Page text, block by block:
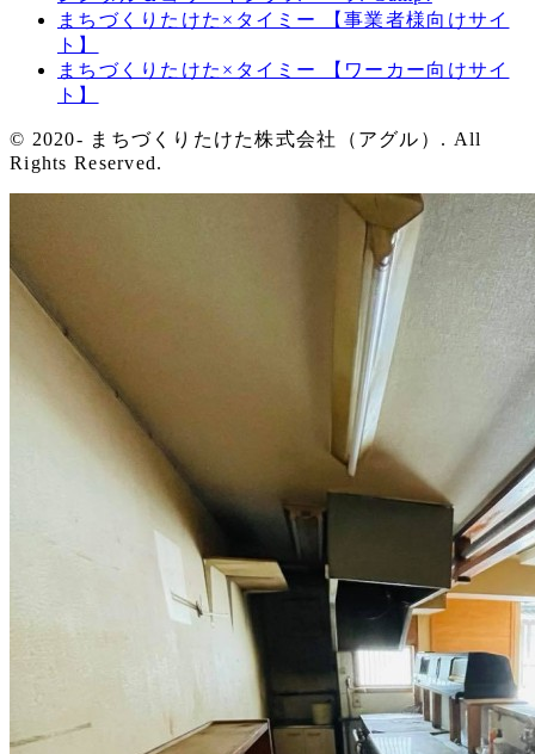
まちづくりたけた×タイミー 【事業者様向けサイ
ト】
まちづくりたけた×タイミー 【ワーカー向けサイ
ト】
© 2020- まちづくりたけた株式会社（アグル）. All
Rights Reserved.